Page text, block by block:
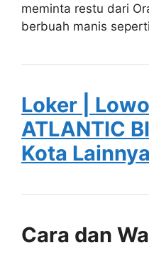
meminta restu dari
berbuah manis
Loker |
ATLANTIC
Kota Lainnya
Cara dan